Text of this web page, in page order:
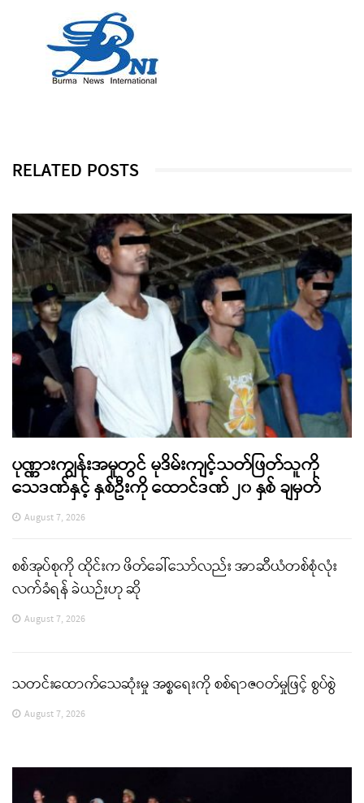
RELATED POSTS
ပုဏ္ဏားကျွန်းအမှုတွင် မုဒိမ်းကျင့်သတ်ဖြတ်သူကို
သေဒဏ်နှင့် နှစ်ဦးကို ထောင်ဒဏ် ၂၀ နှစ် ချမှတ်
August 7, 2026
စစ်အုပ်စုကို ထိုင်းက ဖိတ်ခေါ်သော်လည်း အာဆီယံတစ်စုံလုံး
လက်ခံရန် ခဲယဉ်းဟု ဆို
August 7, 2026
သတင်းထောက်သေဆုံးမှု အစ္စရေးကို စစ်ရာဇဝတ်မှုဖြင့် စွပ်စွဲ
August 7, 2026